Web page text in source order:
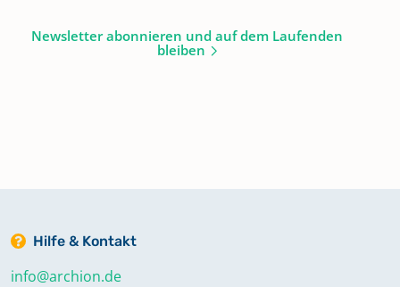
Newsletter abonnieren und auf dem Laufenden
bleiben
Hilfe & Kontakt
info@archion.de